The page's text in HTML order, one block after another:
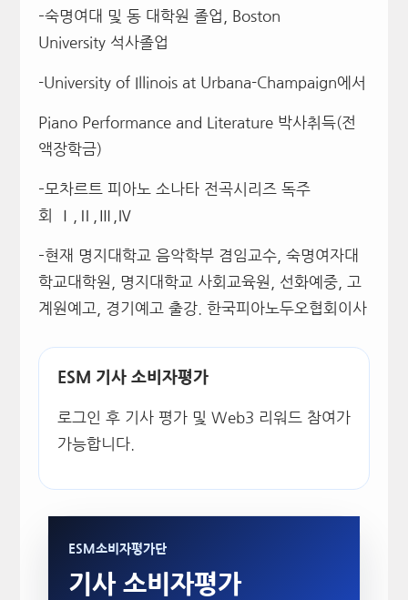
–숙명여대 및 동 대학원 졸업
, Boston
University 석사졸업
-University of Illinois at Urbana-Champaign에서
Piano Performance and Literature 박사취득(전
액장학금)
–모차르트 피아노 소나타 전곡시리즈 독주
회
Ⅰ Ⅱ Ⅲ Ⅳ
–현재 명지대학교 음악학부 겸임교수, 숙명여자대
학교대학원
명지대학교 사회교육원 선화예중,
고
계원예고
경기예고 출강. 한국피아노두오협회이사
ESM 기사 소비자평가
로그인 후 기사 평가 및 Web3 리워드 참여가
가능합니다.
ESM소비자평가단
기사 소비자평가